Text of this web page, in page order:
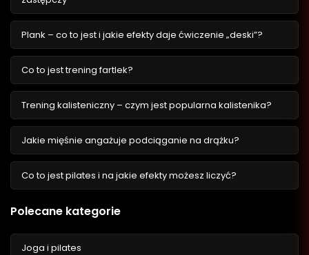
Plank – co to jest i jakie efekty daje ćwiczenie „deski”?
Co to jest trening fartlek?
Trening kalisteniczny – czym jest popularna kalistenika?
Jakie mięśnie angażuje podciąganie na drążku?
Co to jest pilates i na jakie efekty możesz liczyć?
Polecane kategorie
Joga i pilates